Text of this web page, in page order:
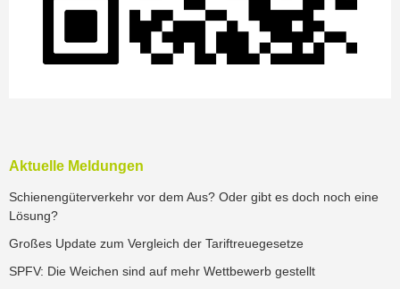
Aktuelle Meldungen
Schienengüterverkehr vor dem Aus? Oder gibt es doch noch eine
Lösung?
Großes Update zum Vergleich der Tariftreuegesetze
SPFV: Die Weichen sind auf mehr Wettbewerb gestellt